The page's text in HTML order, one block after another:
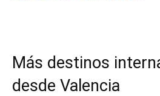
Más destinos
desde Valencia